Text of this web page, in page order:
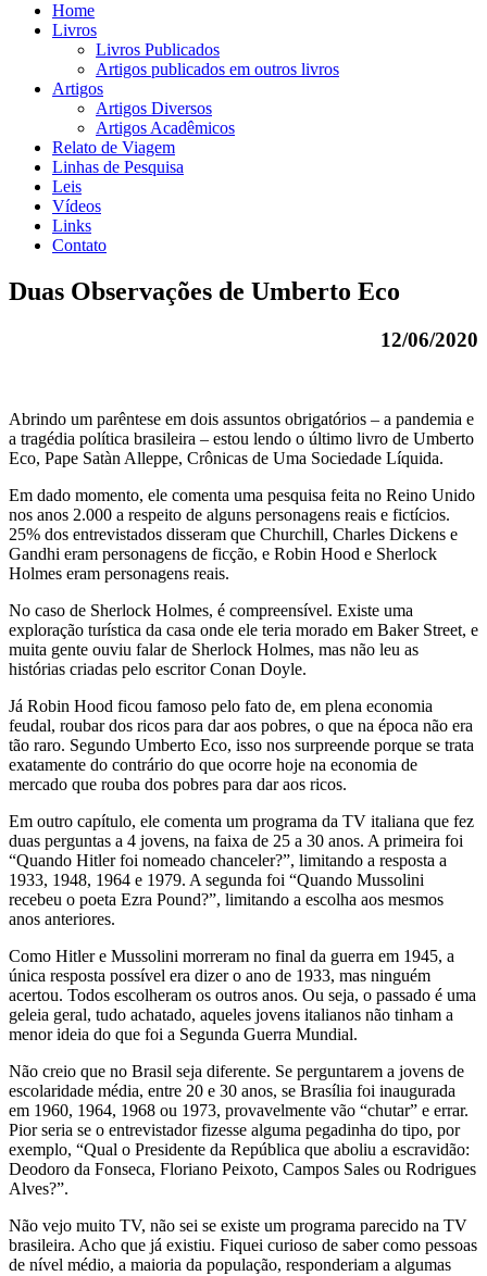
Home
Livros
Livros Publicados
Artigos publicados em outros livros
Artigos
Artigos Diversos
Artigos Acadêmicos
Relato de Viagem
Linhas de Pesquisa
Leis
Vídeos
Links
Contato
Duas Observações de Umberto Eco
12/06/2020
Abrindo um parêntese em dois assuntos obrigatórios – a pandemia e
a tragédia política brasileira – estou lendo o último livro de Umberto
Eco, Pape Satàn Alleppe, Crônicas de Uma Sociedade Líquida.
Em dado momento, ele comenta uma pesquisa feita no Reino Unido
nos anos 2.000 a respeito de alguns personagens reais e fictícios.
25% dos entrevistados disseram que Churchill, Charles Dickens e
Gandhi eram personagens de ficção, e Robin Hood e Sherlock
Holmes eram personagens reais.
No caso de Sherlock Holmes, é compreensível. Existe uma
exploração turística da casa onde ele teria morado em Baker Street, e
muita gente ouviu falar de Sherlock Holmes, mas não leu as
histórias criadas pelo escritor Conan Doyle.
Já Robin Hood ficou famoso pelo fato de, em plena economia
feudal, roubar dos ricos para dar aos pobres, o que na época não era
tão raro. Segundo Umberto Eco, isso nos surpreende porque se trata
exatamente do contrário do que ocorre hoje na economia de
mercado que rouba dos pobres para dar aos ricos.
Em outro capítulo, ele comenta um programa da TV italiana que fez
duas perguntas a 4 jovens, na faixa de 25 a 30 anos. A primeira foi
“Quando Hitler foi nomeado chanceler?”, limitando a resposta a
1933, 1948, 1964 e 1979. A segunda foi “Quando Mussolini
recebeu o poeta Ezra Pound?”, limitando a escolha aos mesmos
anos anteriores.
Como Hitler e Mussolini morreram no final da guerra em 1945, a
única resposta possível era dizer o ano de 1933, mas ninguém
acertou. Todos escolheram os outros anos. Ou seja, o passado é uma
geleia geral, tudo achatado, aqueles jovens italianos não tinham a
menor ideia do que foi a Segunda Guerra Mundial.
Não creio que no Brasil seja diferente. Se perguntarem a jovens de
escolaridade média, entre 20 e 30 anos, se Brasília foi inaugurada
em 1960, 1964, 1968 ou 1973, provavelmente vão “chutar” e errar.
Pior seria se o entrevistador fizesse alguma pegadinha do tipo, por
exemplo, “Qual o Presidente da República que aboliu a escravidão:
Deodoro da Fonseca, Floriano Peixoto, Campos Sales ou Rodrigues
Alves?”.
Não vejo muito TV, não sei se existe um programa parecido na TV
brasileira. Acho que já existiu. Fiquei curioso de saber como pessoas
de nível médio, a maioria da população, responderiam a algumas